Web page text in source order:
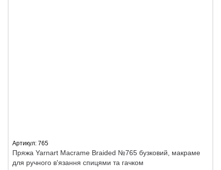
Артикул: 765
Пряжа Yarnart Macrame Braided №765 бузковий, макраме
для ручного в'язання спицями та гачком